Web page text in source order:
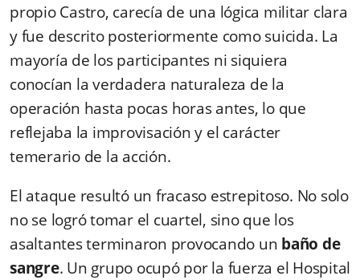
propio Castro, carecía de una lógica militar clara
y fue descrito posteriormente como suicida. La
mayoría de los participantes ni siquiera
conocían la verdadera naturaleza de la
operación hasta pocas horas antes, lo que
reflejaba la improvisación y el carácter
temerario de la acción.
El ataque resultó un fracaso estrepitoso. No solo
no se logró tomar el cuartel, sino que los
asaltantes terminaron provocando un baño de
sangre. Un grupo ocupó por la fuerza el Hospital